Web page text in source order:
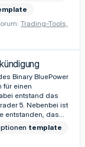
Trading-Tools,
Binary BluePower
für einen
entstand das
5. Nebenbei ist
entstanden, das...
template